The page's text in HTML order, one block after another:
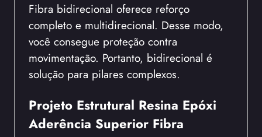
Fibra bidirecional oferece reforço
completo e multidirecional. Desse modo,
você consegue proteção contra
movimentação. Portanto, bidirecional é
solução para pilares complexos.
Projeto Estrutural Resina Epóxi
Aderência Superior Fibra